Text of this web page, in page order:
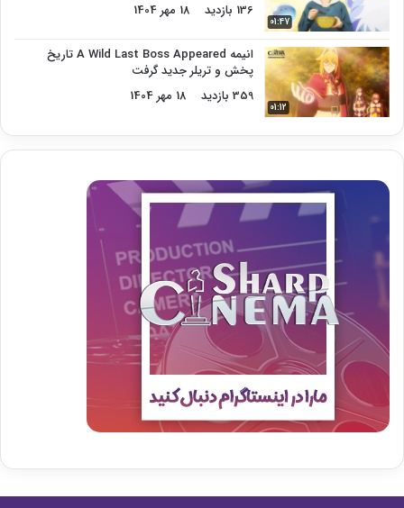
01:47
136 بازدید
18 مهر 1404
01:12
انیمه A Wild Last Boss Appeared تاریخ
پخش و تریلر جدید گرفت
359 بازدید
18 مهر 1404